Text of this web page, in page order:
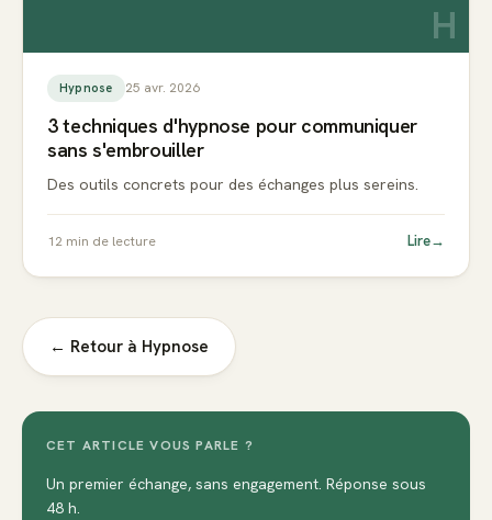
H
Hypnose 25 avr. 2026
3 techniques d'hypnose pour communiquer
sans s'embrouiller
Des outils concrets pour des échanges plus sereins.
12 min de lecture Lire→
← Retour à Hypnose
CET ARTICLE VOUS PARLE ?
Un premier échange, sans engagement. Réponse sous
48 h.